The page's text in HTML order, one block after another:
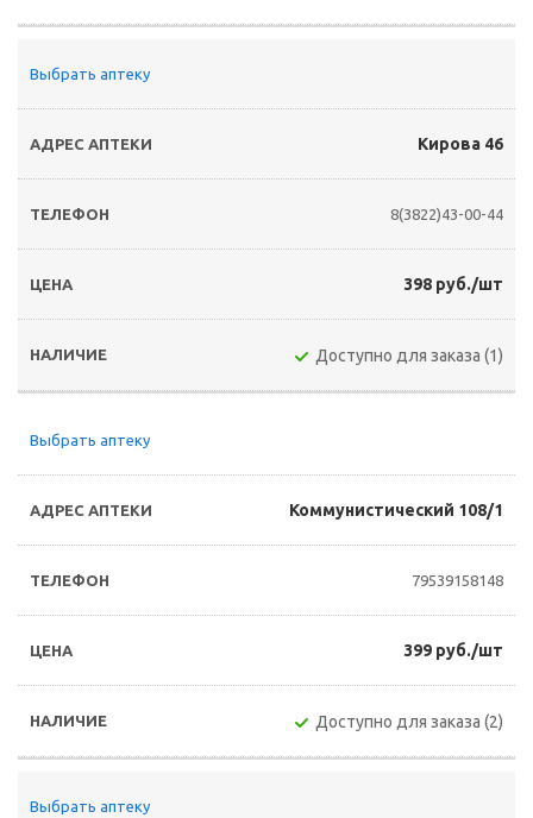
Выбрать аптеку
Кирова 46
8(3822)43-00-44
398 руб./шт
Доступно для заказа (1)
Выбрать аптеку
Коммунистический 108/1
79539158148
399 руб./шт
Доступно для заказа (2)
Выбрать аптеку